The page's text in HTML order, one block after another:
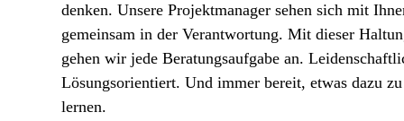
denken. Unsere Projektmanager sehen sich mit
gemeinsam in der Verantwortung. Mit dieser
gehen wir jede Beratungsaufgabe an.
Lösungsorientiert. Und immer bereit, etwas dazu zu
lernen.